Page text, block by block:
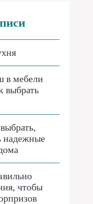
в мебели
выбрать
надежные
чтобы